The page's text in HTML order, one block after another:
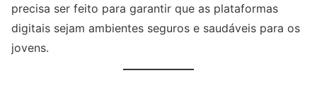
precisa ser feito para garantir que as plataformas
digitais sejam ambientes seguros e saudáveis para os
jovens.